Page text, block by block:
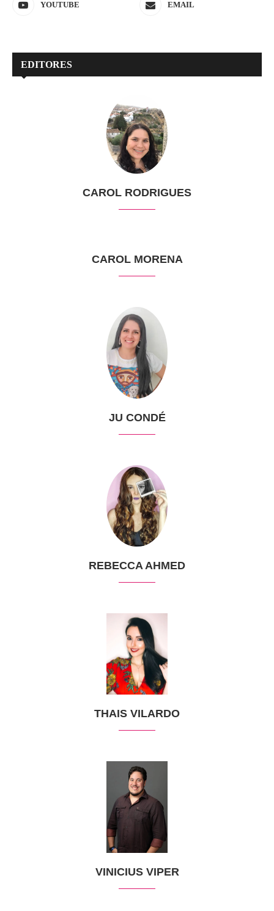
YOUTUBE EMAIL
EDITORES
CAROL RODRIGUES
CAROL MORENA
JU CONDÉ
REBECCA AHMED
THAIS VILARDO
VINICIUS VIPER